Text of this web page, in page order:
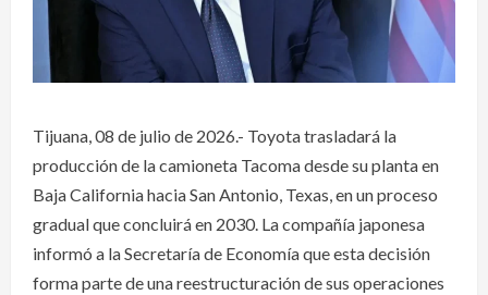
Tijuana, 08 de julio de 2026.- Toyota trasladará la
producción de la camioneta Tacoma desde su planta en
Baja California hacia San Antonio, Texas, en un proceso
gradual que concluirá en 2030. La compañía japonesa
informó a la Secretaría de Economía que esta decisión
forma parte de una reestructuración de sus operaciones